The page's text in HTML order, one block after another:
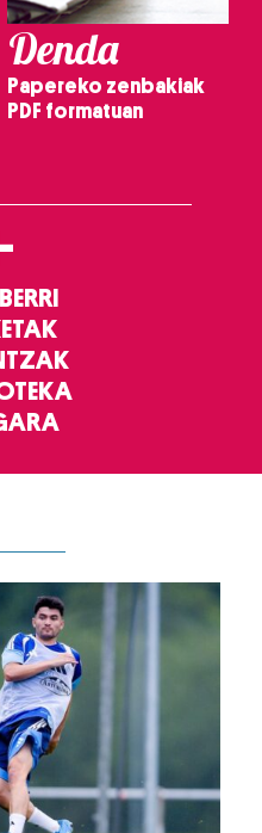
Denda
Papereko zenbakiak
PDF formatuan